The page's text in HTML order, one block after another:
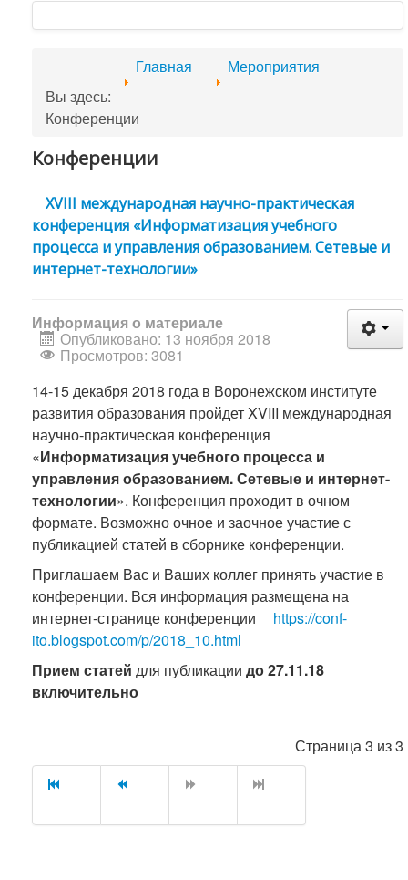
Вы здесь:
Главная Мероприятия
Конференции
Конференции
XVIII международная научно-практическая
конференция «Информатизация учебного
процесса и управления образованием. Сетевые и
интернет-технологии»
Информация о материале
Опубликовано: 13 ноября 2018
Просмотров: 3081
14-15 декабря 2018 года в Воронежском институте
развития образования пройдет XVIII международная
научно-практическая конференция
«Информатизация учебного процесса и
управления образованием. Сетевые и интернет-
технологии». Конференция проходит в очном
формате. Возможно очное и заочное участие с
публикацией статей в сборнике конференции.
Приглашаем Вас и Ваших коллег принять участие в
конференции. Вся информация размещена на
интернет-странице конференции
https://conf-
ito.blogspot.com/p/2018_10.html
Прием статей для публикации до 27.11.18
включительно
Страница 3 из 3